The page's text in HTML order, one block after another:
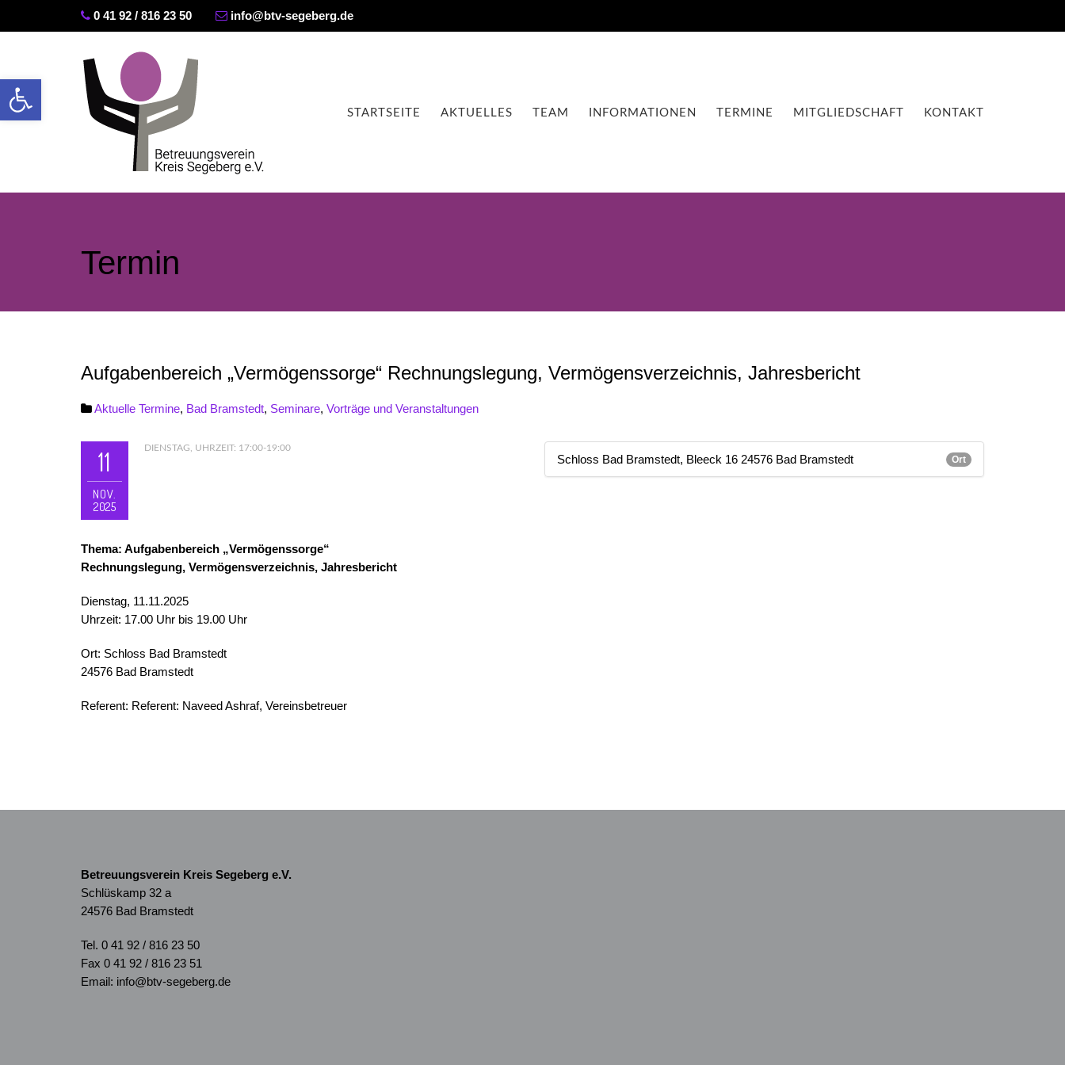
Werkzeugleiste öffnen
0 41 92 / 816 23 50 info@btv-segeberg.de
STARTSEITE AKTUELLES TEAM INFORMATIONEN TERMINE MITGLIEDSCHAFT KONTAKT
Termin
Aufgabenbereich „Vermögenssorge“ Rechnungslegung, Vermögensverzeichnis, Jahresbericht
Aktuelle Termine, Bad Bramstedt, Seminare, Vorträge und Veranstaltungen
11
NOV.
2025
DIENSTAG, UHRZEIT: 17:00-19:00
Schloss Bad Bramstedt, Bleeck 16 24576 Bad Bramstedt Ort
Thema: Aufgabenbereich „Vermögenssorge“
Rechnungslegung, Vermögensverzeichnis, Jahresbericht
Dienstag, 11.11.2025
Uhrzeit: 17.00 Uhr bis 19.00 Uhr
Ort: Schloss Bad Bramstedt
24576 Bad Bramstedt
Referent: Referent: Naveed Ashraf, Vereinsbetreuer
Betreuungsverein Kreis Segeberg e.V.
Schlüskamp 32 a
24576 Bad Bramstedt
Tel. 0 41 92 / 816 23 50
Fax 0 41 92 / 816 23 51
Email: info@btv-segeberg.de